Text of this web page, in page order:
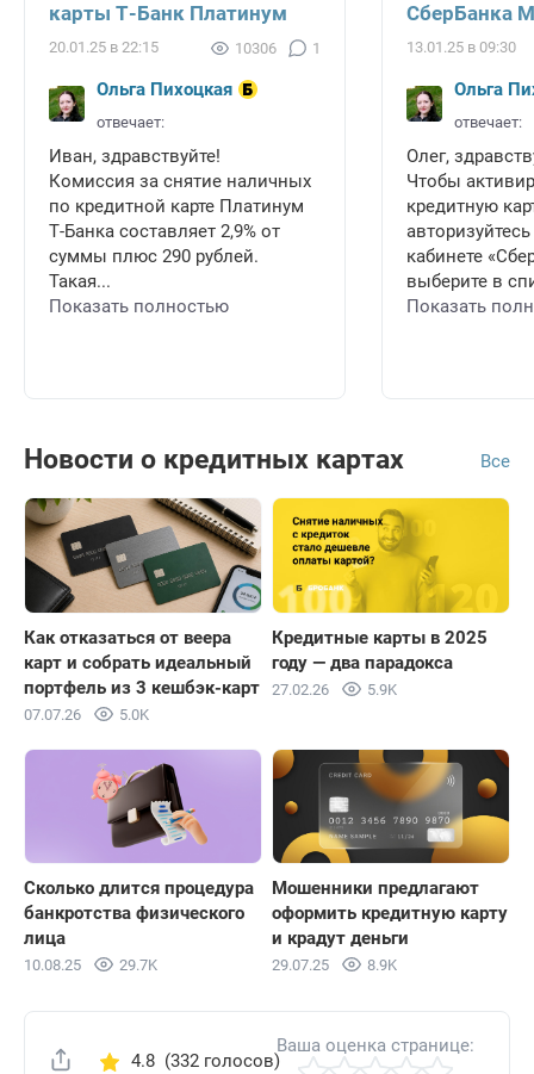
карты Т-Банк Платинум
20.01.25 в 22:15 10306 1
Ольга Пихоцкая
отвечает:
Иван, здравствуйте!
Комиссия за снятие наличных
по кредитной карте Платинум
Т-Банка составляет 2,9% от
суммы плюс 290 рублей.
Такая...
Показать полностью
СберБанка
13.01.25 в 09:30
Ольга
отвечает:
Олег,
Чтобы
кредитную
кабинете
выберите в
Показать
Новости о кредитных картах Все
Как отказаться от веера
карт и собрать идеальный
портфель из 3 кешбэк-карт
07.07.26 5.0K
Кредитные карты в 2025
году — два парадокса
27.02.26 5.9K
Сколько длится процедура
банкротства физического
лица
10.08.25 29.7K
Мошенники предлагают
оформить кредитную карту
и крадут деньги
29.07.25 8.9K
Поделиться
4.8(332 голосов)
Ваша оценка странице: